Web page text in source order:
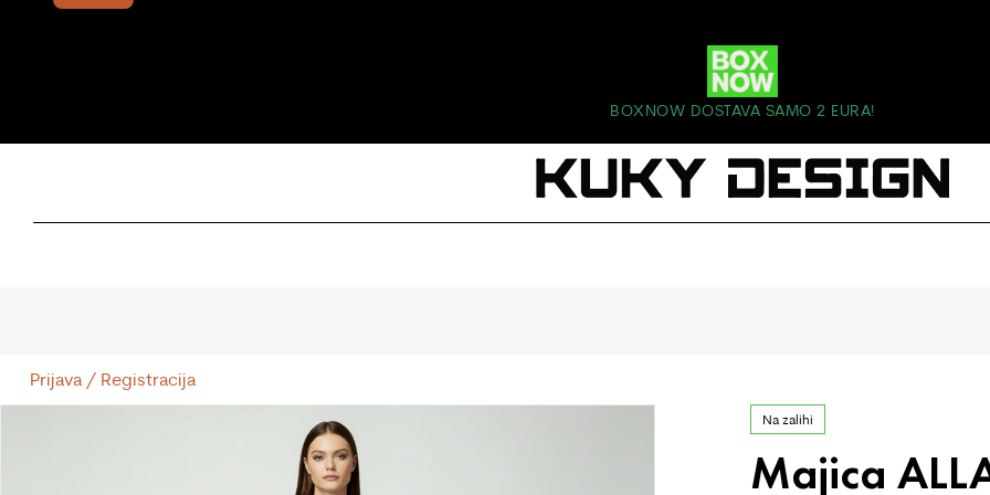
BOXNOW DOSTAVA SAMO 2 EURA!
Prijava / Registracija
Na zalihi
Majica